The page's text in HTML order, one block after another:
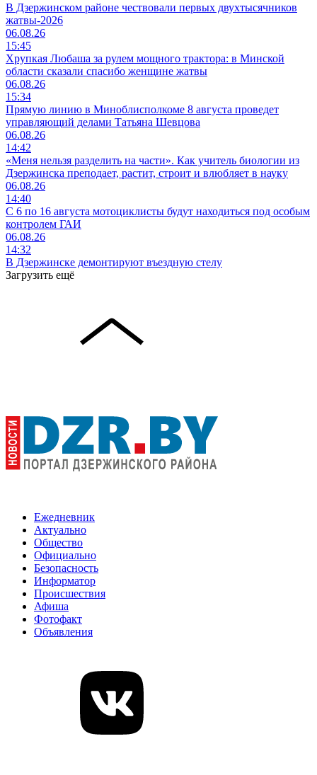
В Дзержинском районе чествовали первых двухтысячников
жатвы-2026
06.08.26
15:45
Хрупкая Любаша за рулем мощного трактора: в Минской
области сказали спасибо женщине жатвы
06.08.26
15:34
Прямую линию в Миноблисполкоме 8 августа проведет
управляющий делами Татьяна Шевцова
06.08.26
14:42
«Меня нельзя разделить на части». Как учитель биологии из
Дзержинска преподает, растит, строит и влюбляет в науку
06.08.26
14:40
С 6 по 16 августа мотоциклисты будут находиться под особым
контролем ГАИ
06.08.26
14:32
В Дзержинске демонтируют въездную стелу
Загрузить ещё
Ежедневник
Актуально
Общество
Официально
Безопасность
Информатор
Происшествия
Афиша
Фотофакт
Объявления